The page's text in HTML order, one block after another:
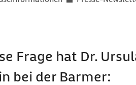
Frage hat Dr.
bei der Barmer: